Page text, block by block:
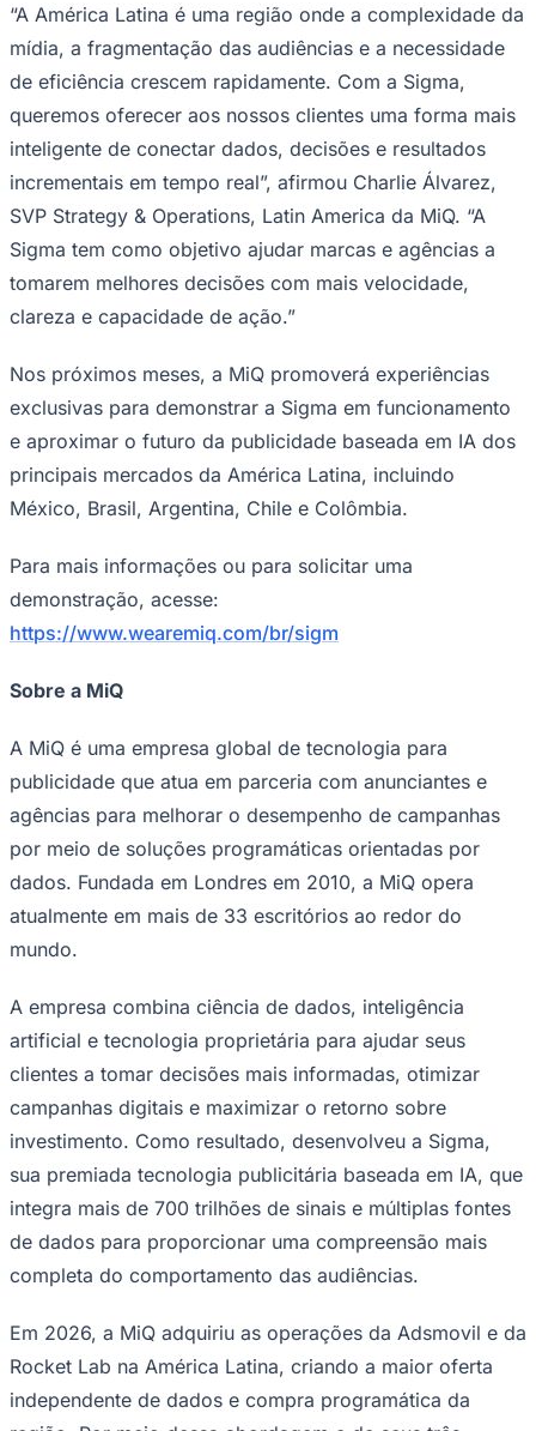
São Paulo
Santos
Flamengo
“A América Latina é uma região onde a complexidade da
mídia, a fragmentação das audiências e a necessidade
de eficiência crescem rapidamente. Com a Sigma,
queremos oferecer aos nossos clientes uma forma mais
inteligente de conectar dados, decisões e resultados
incrementais em tempo real”, afirmou Charlie Álvarez,
SVP Strategy & Operations, Latin America da MiQ. “A
Sigma tem como objetivo ajudar marcas e agências a
tomarem melhores decisões com mais velocidade,
clareza e capacidade de ação.”
Nos próximos meses, a MiQ promoverá experiências
exclusivas para demonstrar a Sigma em funcionamento
e aproximar o futuro da publicidade baseada em IA dos
principais mercados da América Latina, incluindo
México, Brasil, Argentina, Chile e Colômbia.
Para mais informações ou para solicitar uma
demonstração, acesse:
https://www.wearemiq.com/br/sigm
Sobre a MiQ
A MiQ é uma empresa global de tecnologia para
publicidade que atua em parceria com anunciantes e
agências para melhorar o desempenho de campanhas
por meio de soluções programáticas orientadas por
dados. Fundada em Londres em 2010, a MiQ opera
atualmente em mais de 33 escritórios ao redor do
mundo.
A empresa combina ciência de dados, inteligência
artificial e tecnologia proprietária para ajudar seus
clientes a tomar decisões mais informadas, otimizar
campanhas digitais e maximizar o retorno sobre
investimento. Como resultado, desenvolveu a Sigma,
sua premiada tecnologia publicitária baseada em IA, que
integra mais de 700 trilhões de sinais e múltiplas fontes
de dados para proporcionar uma compreensão mais
completa do comportamento das audiências.
Em 2026, a MiQ adquiriu as operações da Adsmovil e da
Rocket Lab na América Latina, criando a maior oferta
independente de dados e compra programática da